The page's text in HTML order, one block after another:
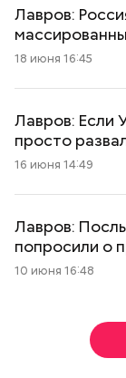
Лавров:
18 июня 16:45
Лавров: Если
просто
16 июня 14:49
Лавров:
попросили о
10 июня 16:48